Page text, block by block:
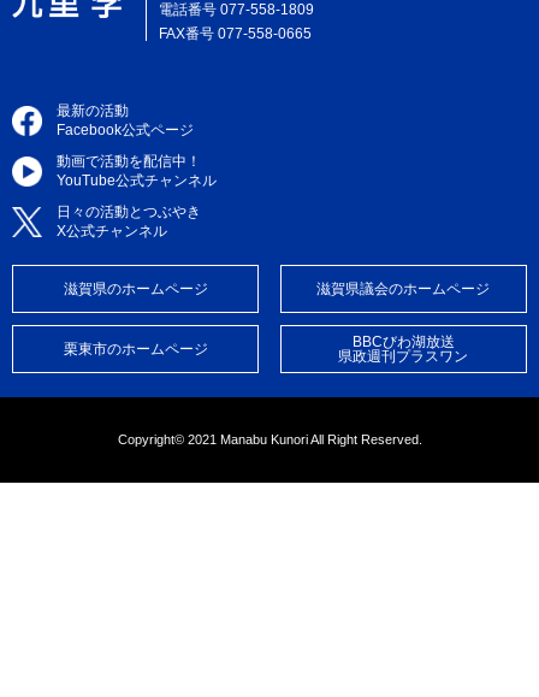
電話番号 077-558-1809
FAX番号 077-558-0665
最新の活動
Facebook公式ページ
動画で活動を配信中！
YouTube公式チャンネル
日々の活動とつぶやき
X公式チャンネル
滋賀県のホームページ 滋賀県議会のホームページ
栗東市のホームページ
BBCびわ湖放送
県政週刊プラスワン
Copyright© 2021 Manabu Kunori All Right Reserved.